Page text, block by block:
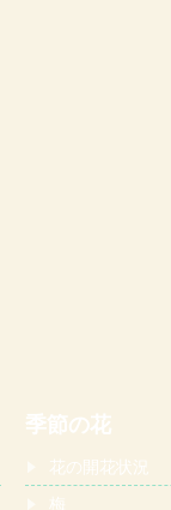
季節の花
花の開花状況
梅